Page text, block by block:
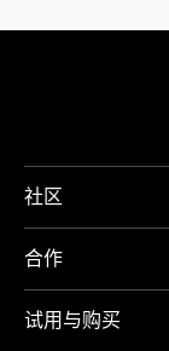
社区
合作
试用与购买